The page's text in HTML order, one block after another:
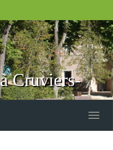
Cruviers-
Toggle